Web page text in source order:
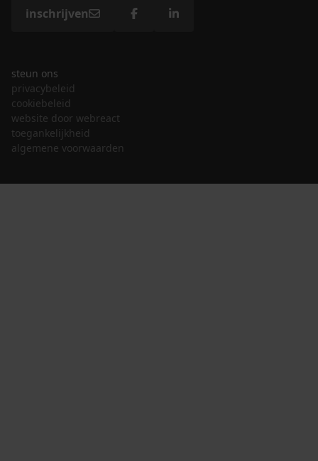
inschrijven
steun ons
privacybeleid
cookiebeleid
website door webreact
toegankelijkheid
algemene voorwaarden